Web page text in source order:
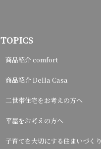
TOPICS
商品紹介 comfort
商品紹介 Della Casa
二世帯住宅をお考えの方へ
平屋をお考えの方へ
子育てを大切にする住まいづくり